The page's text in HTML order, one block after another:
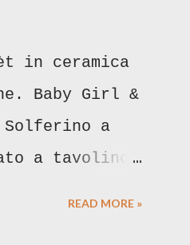
in ceramica
Baby Girl &
Solferino a
a tavolino
READ MORE »